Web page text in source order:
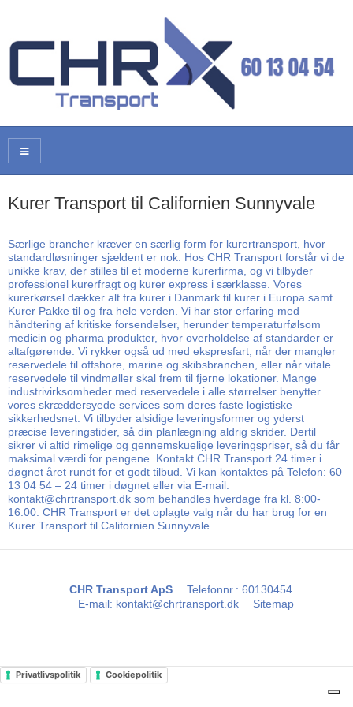
Kurer Transport til Californien Sunnyvale
Særlige brancher kræver en særlig form for kurertransport, hvor
standardløsninger sjældent er nok. Hos CHR Transport forstår vi de
unikke krav, der stilles til et moderne kurerfirma, og vi tilbyder
professionel kurerfragt og kurer express i særklasse. Vores
kurerkørsel dækker alt fra kurer i Danmark til kurer i Europa samt
Kurer Pakke til og fra hele verden. Vi har stor erfaring med
håndtering af kritiske forsendelser, herunder temperaturfølsom
medicin og pharma produkter, hvor overholdelse af standarder er
altafgørende. Vi rykker også ud med ekspresfart, når der mangler
reservedele til offshore, marine og skibsbranchen, eller når vitale
reservedele til vindmøller skal frem til fjerne lokationer. Mange
industrivirksomheder med reservedele i alle størrelser benytter
vores skræddersyede services som deres faste logistiske
sikkerhedsnet. Vi tilbyder alsidige leveringsformer og yderst
præcise leveringstider, så din planlægning aldrig skrider. Dertil
sikrer vi altid rimelige og gennemskuelige leveringspriser, så du får
maksimal værdi for pengene. Kontakt CHR Transport 24 timer i
døgnet året rundt for et godt tilbud. Vi kan kontaktes på Telefon: 60
13 04 54 – 24 timer i døgnet eller via E-mail:
kontakt@chrtransport.dk som behandles hverdage fra kl. 8:00-
16:00. CHR Transport er det oplagte valg når du har brug for en
Kurer Transport til Californien Sunnyvale
CHR Transport ApS Telefonnr.: 60130454
E-mail: kontakt@chrtransport.dk Sitemap
Privatlivspolitik Cookiepolitik